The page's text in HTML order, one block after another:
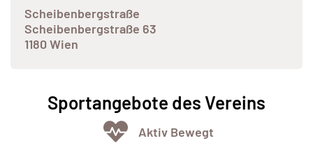
Scheibenbergstraße
Scheibenbergstraße 63
1180 Wien
Sportangebote des Vereins
Aktiv Bewegt